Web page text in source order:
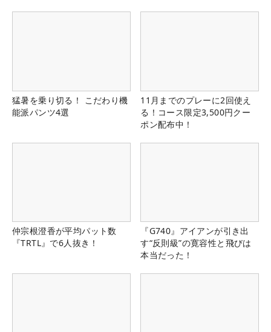
猛暑を乗り切る！ こだわり機
能派パンツ4選
11月までのプレーに2回使え
る！コース限定3,500円クー
ポン配布中！
仲宗根澄香が平均パット数
『TRTL』で6人抜き！
『G740』アイアンが引き出
す“反則級”の寛容性と飛びは
本当だった！